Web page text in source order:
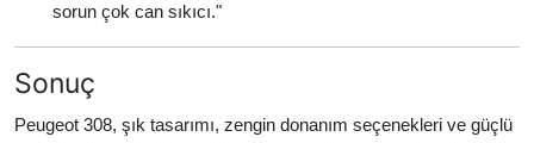
sorun çok can sıkıcı."
Sonuç
Peugeot 308, şık tasarımı, zengin donanım seçenekleri ve güçlü